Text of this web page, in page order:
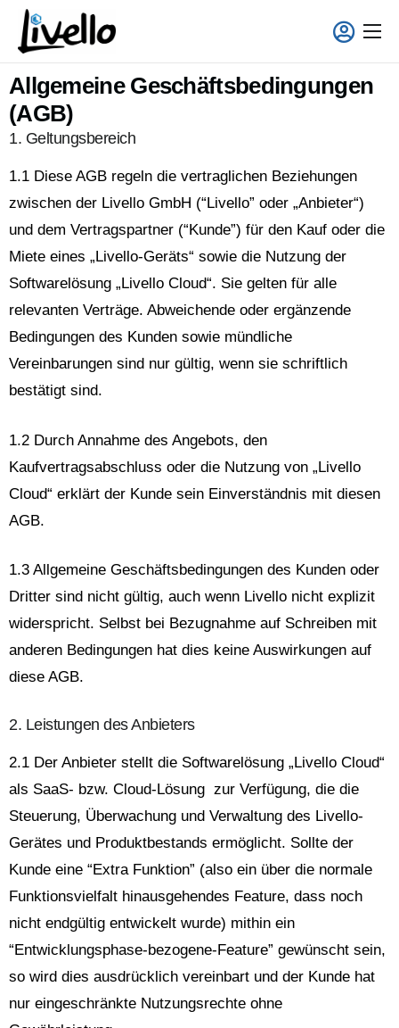
content
Voll-Service Lösungen
Einsatzgebiete
Allgemeine Geschäftsbedingungen
(AGB)
1. Geltungsbereich
1.1 Diese AGB regeln die vertraglichen Beziehungen
zwischen der Livello GmbH (“Livello” oder „Anbieter“)
und dem Vertragspartner (“Kunde”) für den Kauf oder die
Miete eines „Livello-Geräts“ sowie die Nutzung der
Softwarelösung „Livello Cloud“. Sie gelten für alle
relevanten Verträge. Abweichende oder ergänzende
Bedingungen des Kunden sowie mündliche
Vereinbarungen sind nur gültig, wenn sie schriftlich
bestätigt sind.
1.2 Durch Annahme des Angebots, den
Kaufvertragsabschluss oder die Nutzung von „Livello
Cloud“ erklärt der Kunde sein Einverständnis mit diesen
AGB.
1.3 Allgemeine Geschäftsbedingungen des Kunden oder
Dritter sind nicht gültig, auch wenn Livello nicht explizit
widerspricht. Selbst bei Bezugnahme auf Schreiben mit
anderen Bedingungen hat dies keine Auswirkungen auf
diese AGB.
2. Leistungen des Anbieters
2.1 Der Anbieter stellt die Softwarelösung „Livello Cloud“
als SaaS- bzw. Cloud-Lösung zur Verfügung, die die
Steuerung, Überwachung und Verwaltung des Livello-
Gerätes und Produktbestands ermöglicht. Sollte der
Kunde eine “Extra Funktion” (also ein über die normale
Funktionsvielfalt hinausgehendes Feature, dass noch
nicht endgültig entwickelt wurde) mithin ein
“Entwicklungsphase-bezogene-Feature” gewünscht sein,
so wird dies ausdrücklich vereinbart und der Kunde hat
nur eingeschränkte Nutzungsrechte ohne